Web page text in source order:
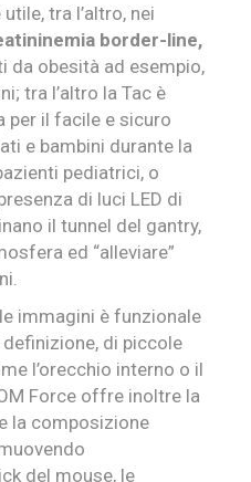
tra l’altro, nei
border-line,
da obesità ad esempio,
tra l’altro la Tac è
per il facile e sicuro
e bambini durante la
pediatrici, o
di luci LED di
il tunnel del gantry,
ed “alleviare”
immagini è funzionale
di piccole
l’orecchio interno o il
Force offre inoltre la
la composizione
del mouse, le